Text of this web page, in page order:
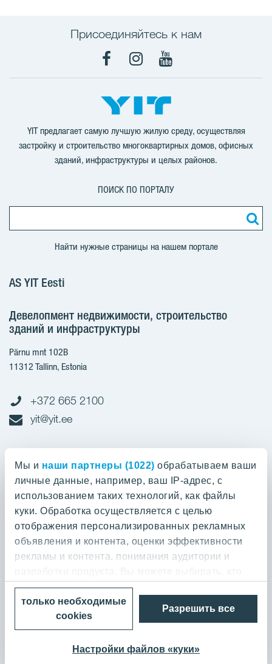
Мы и наши партнеры (1022) обрабатываем ваши
личные данные, например, ваш IP-адрес, с
использованием таких технологий, как файлы
куки. Обработка осуществляется с целью
отображения персонализированных рекламных
объявления и контента, оценки эффективности
рекламы и контента, понимания аудитории и
разработки продукта. Вы можете выбирать, кто
может использовать ваши данные и для каких
целей.
Если вы разрешите, мы также хотели бы:
собирать информацию о вашем
Разрешить все
Настройки файлов «куки»
только необходимые
cookies
Присоединяйтесь к нам
FacebookInstagram
YouTube
YIT предлагает самую лучшую жилую среду, осуществляя
застройку и строительство многоквартирных домов, офисных
зданий, инфраструктуры и целых районов.
ПОИСК ПО ПОРТАЛУ
Найти нужные страницы на нашем портале
AS YIT Eesti
Девелопмент недвижимости, строительство
зданий и инфраструктуры
Pärnu mnt 102B
11312 Tallinn, Estonia
+372 665 2100
yit@yit.ee
Cчет-фактура
Регистрационный номер: 10093801
pdfinvoices.yit.eesti@bscs.basware.com
О предприятии
Кодекс норм поведения
Контакт
Выполненные работы и отзывы
Покупаем землю
YIT Finland
Политика конфиденциальности
© 2026 YIT Corporation